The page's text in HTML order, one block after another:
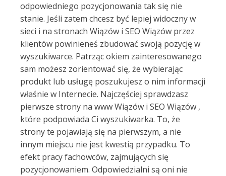
odpowiedniego pozycjonowania tak się nie
stanie. Jeśli zatem chcesz być lepiej widoczny w
sieci i na stronach Wiązów i SEO Wiązów przez
klientów powinieneś zbudować swoją pozycję w
wyszukiwarce. Patrząc okiem zainteresowanego
sam możesz zorientować się, że wybierając
produkt lub usługę poszukujesz o nim informacji
właśnie w Internecie. Najczęściej sprawdzasz
pierwsze strony na www Wiązów i SEO Wiązów ,
które podpowiada Ci wyszukiwarka. To, że
strony te pojawiają się na pierwszym, a nie
innym miejscu nie jest kwestią przypadku. To
efekt pracy fachowców, zajmujących się
pozycjonowaniem. Odpowiedzialni są oni nie